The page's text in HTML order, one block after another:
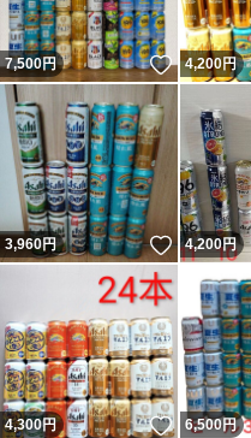
7,500円 いいね！
4,200円
3,960円 いいね！
4,200円
4,300円 いいね！
6,500円